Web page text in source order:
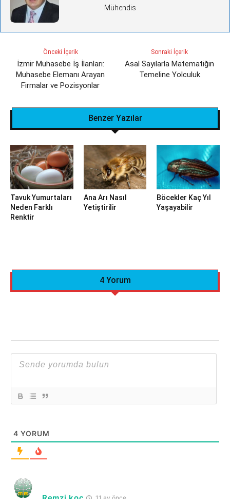
Mühendis
Önceki İçerik
İzmir Muhasebe İş İlanları:
Muhasebe Elemanı Arayan
Firmalar ve Pozisyonlar
Sonraki İçerik
Asal Sayılarla Matematiğin
Temeline Yolculuk
Benzer Yazılar
Tavuk Yumurtaları
Neden Farklı
Renktir
Ana Arı Nasıl
Yetiştirilir
Böcekler Kaç Yıl
Yaşayabilir
4 Yorum
4 YORUM